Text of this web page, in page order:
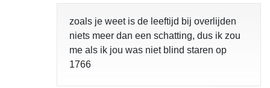
zoals je weet is de leeftijd bij overlijden
niets meer dan een schatting, dus ik zou
me als ik jou was niet blind staren op
1766